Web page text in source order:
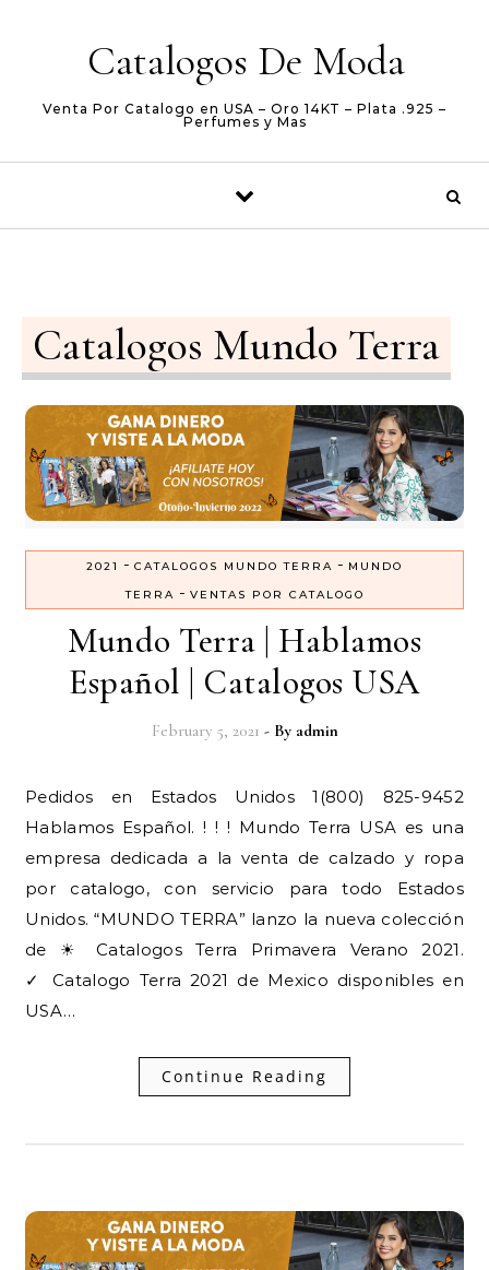
Catalogos De Moda
Venta Por Catalogo en USA – Oro 14KT – Plata .925 –
Perfumes y Mas
Catalogos Mundo Terra
2021 - CATALOGOS MUNDO TERRA - MUNDO
TERRA - VENTAS POR CATALOGO
Mundo Terra | Hablamos
Español | Catalogos USA
February 5, 2021 - By admin
Pedidos en Estados Unidos 1(800) 825-9452
Hablamos Español. ! ! ! Mundo Terra USA es una
empresa dedicada a la venta de calzado y ropa
por catalogo, con servicio para todo Estados
Unidos. “MUNDO TERRA” lanzo la nueva colección
de ☀ Catalogos Terra Primavera Verano 2021.
✓ Catalogo Terra 2021 de Mexico disponibles en
USA…
Continue Reading